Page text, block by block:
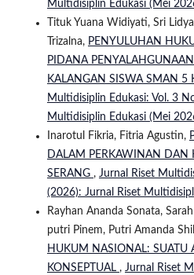
Multidisiplin Edukasi (Mei
Tituk Yuana Widiyati, Sri
Trizalna, PENYULUHAN
PIDANA
KALANGAN SISWA SMAN 5
Multidisiplin Edukasi: Vol. 3
Multidisiplin Edukasi (Mei
Inarotul Fikria, Fitria Agustin,
DALAM PERKAWINAN DAN
SERANG , Jurnal Riset
(2026): Jurnal Riset
Rayhan Ananda Sonata,
putri Pinem, Putri Amanda
HUKUM NASIONAL: SUATU
KONSEPTUAL , Jurnal Riset